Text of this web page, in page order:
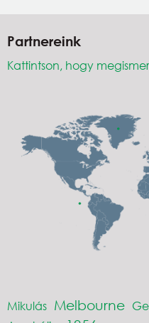
Partnereink
Kattintson, hogy
Mikulás Melbourne